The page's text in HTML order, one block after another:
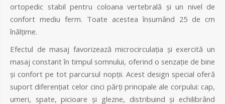
ortopedic stabil pentru coloana vertebrală și un nivel de
confort mediu ferm. Toate acestea însumând 25 de cm
înălțime.
Efectul de masaj favorizează microcirculația și exercită un
masaj constant în timpul somnului, oferind o senzație de bine
și confort pe tot parcursul nopții. Acest design special oferă
suport diferențiat celor cinci părți principale ale corpului: cap,
umeri, spate, picioare și glezne, distribuind și echilibrând